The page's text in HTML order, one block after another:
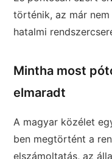
történik, az már
hatalmi
Mintha most
elmaradt
A magyar közélet
ben megtörtént a
elszámoltatás, az